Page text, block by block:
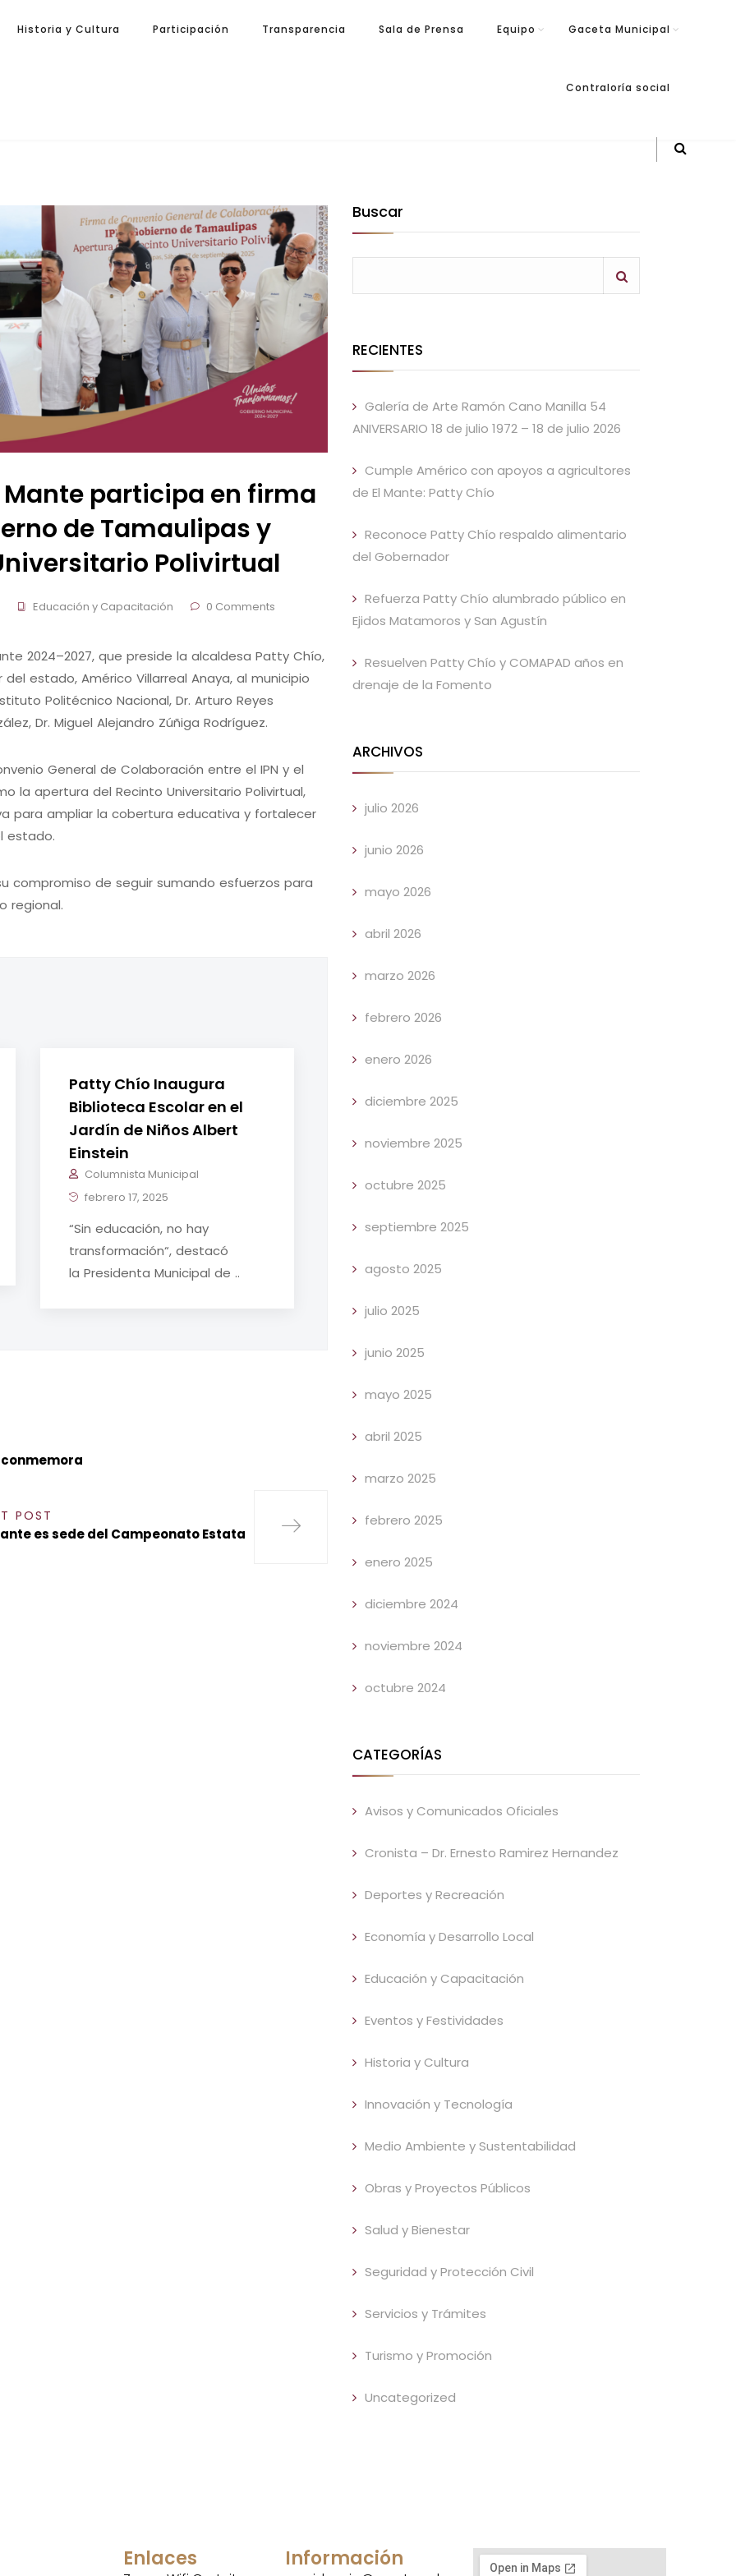
Historia y Cultura Participación Transparencia Sala de Prensa Equipo Gaceta Municipal
Contraloría social
participa en firma
de Tamaulipas y
Polivirtual
Educación y Capacitación 0 Comments
2024–2027, que preside la alcaldesa Patty Chío,
estado, Américo Villarreal Anaya, al municipio
Politécnico Nacional, Dr. Arturo Reyes
Dr. Miguel Alejandro Zúñiga Rodríguez.
General de Colaboración entre el IPN y el
la apertura del Recinto Universitario Polivirtual,
para ampliar la cobertura educativa y fortalecer
estado.
compromiso de seguir sumando esfuerzos para
regional.
Patty Chío Inaugura
Biblioteca Escolar en el
Jardín de Niños Albert
Einstein
Columnista Municipal
febrero 17, 2025
“Sin educación, no hay
transformación“, destacó
la Presidenta Municipal de ..
POST
es sede del Campeonato Estata
Buscar
RECIENTES
Galería de Arte Ramón Cano Manilla 54
ANIVERSARIO 18 de julio 1972 – 18 de julio 2026
Cumple Américo con apoyos a agricultores
de El Mante: Patty Chío
Reconoce Patty Chío respaldo alimentario
del Gobernador
Refuerza Patty Chío alumbrado público en
Ejidos Matamoros y San Agustín
Resuelven Patty Chío y COMAPAD años en
drenaje de la Fomento
ARCHIVOS
julio 2026
junio 2026
mayo 2026
abril 2026
marzo 2026
febrero 2026
enero 2026
diciembre 2025
noviembre 2025
octubre 2025
septiembre 2025
agosto 2025
julio 2025
junio 2025
mayo 2025
abril 2025
marzo 2025
febrero 2025
enero 2025
diciembre 2024
noviembre 2024
octubre 2024
CATEGORÍAS
Avisos y Comunicados Oficiales
Cronista – Dr. Ernesto Ramirez Hernandez
Deportes y Recreación
Economía y Desarrollo Local
Educación y Capacitación
Eventos y Festividades
Historia y Cultura
Innovación y Tecnología
Medio Ambiente y Sustentabilidad
Obras y Proyectos Públicos
Salud y Bienestar
Seguridad y Protección Civil
Servicios y Trámites
Turismo y Promoción
Uncategorized
Enlaces Información